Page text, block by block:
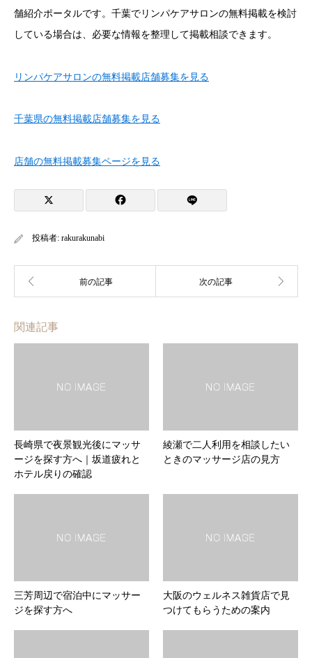
舗紹介ポータルです。千葉でリンパケアサロンの無料掲載を検討
している場合は、必要な情報を整理して掲載相談できます。
リンパケアサロンの無料掲載店舗募集を見る
千葉県の無料掲載店舗募集を見る
店舗の無料掲載募集ページを見る
投稿者: rakurakunabi
関連記事
長崎県で夜景観光後にマッサ
ージを探す方へ｜坂道疲れと
ホテル戻りの確認
綾瀬で二人利用を相談したい
ときのマッサージ店の見方
三芳周辺で宿泊中にマッサー
ジを探す方へ
大阪のウェルネス雑貨店で見
つけてもらうための案内